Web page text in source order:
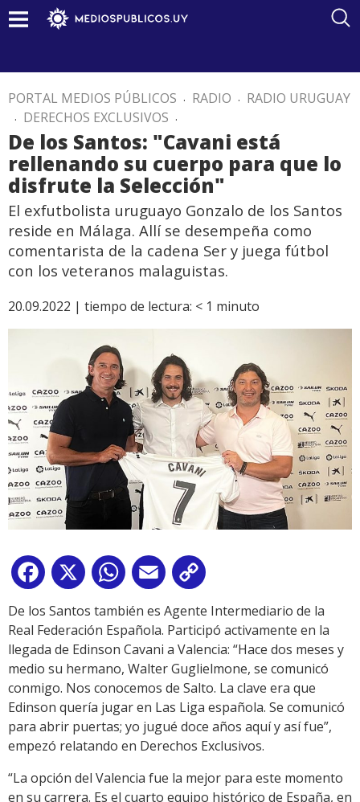
PORTAL MEDIOS PÚBLICOS . RADIO . RADIO URUGUAY
. DERECHOS EXCLUSIVOS .
De los Santos: "Cavani está
rellenando su cuerpo para que lo
disfrute la Selección"
El exfutbolista uruguayo Gonzalo de los Santos
reside en Málaga. Allí se desempeña como
comentarista de la cadena Ser y juega fútbol
con los veteranos malaguistas.
20.09.2022 | tiempo de lectura: < 1 minuto
Facebook
X WhatsApp
Email
Link
De los Santos también es Agente Intermediario de la
Real Federación Española. Participó activamente en la
llegada de Edinson Cavani a Valencia: “Hace dos meses y
medio su hermano, Walter Guglielmone, se comunicó
conmigo. Nos conocemos de Salto. La clave era que
Edinson quería jugar en Las Liga española. Se comunicó
para abrir puertas; yo jugué doce años aquí y así fue”,
empezó relatando en Derechos Exclusivos.
“La opción del Valencia fue la mejor para este momento
en su carrera. Es el cuarto equipo histórico de España, en